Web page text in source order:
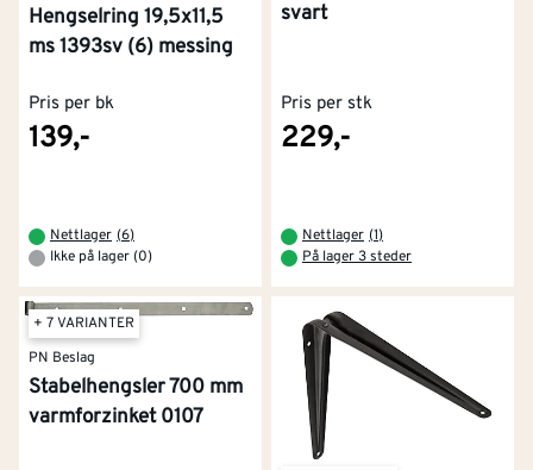
Hengselring 19,5x11,5
ms 1393sv (6) messing
Pris per bk
139,-
Nettlager (6)
Ikke på lager (0)
svart
Pris per stk
229,-
Nettlager (1)
På lager 3 steder
+ 7 VARIANTER
PN Beslag
Stabelhengsler 700 mm
varmforzinket 0107